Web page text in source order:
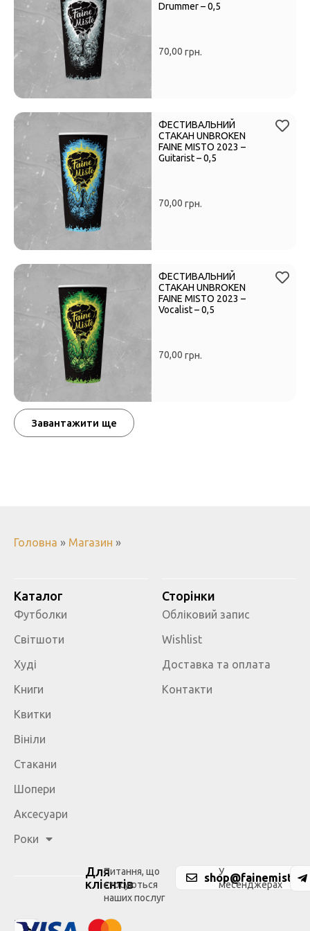
Drummer – 0,5
70,00 грн.
ФЕСТИВАЛЬНИЙ
СТАКАН UNBROKEN
FAINE MISTO 2023 –
Guitarist – 0,5
70,00 грн.
ФЕСТИВАЛЬНИЙ
СТАКАН UNBROKEN
FAINE MISTO 2023 –
Vocalist – 0,5
70,00 грн.
Завантажити ще
Головна » Магазин »
Каталог
Футболки
Світшоти
Худі
Книги
Квитки
Вініли
Стакани
Шопери
Аксесуари
Роки
Сторінки
Обліковий запис
Wishlist
Доставка та оплата
Контакти
Для
клієнтів
Питання, що
стосуються
наших послуг
У
месенджерах
Ми